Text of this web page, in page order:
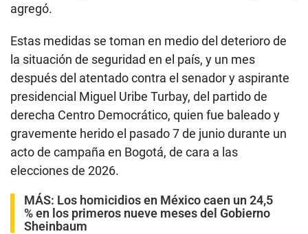
agregó.
Estas medidas se toman en medio del deterioro de
la situación de seguridad en el país, y un mes
después del atentado contra el senador y aspirante
presidencial Miguel Uribe Turbay, del partido de
derecha Centro Democrático, quien fue baleado y
gravemente herido el pasado 7 de junio durante un
acto de campaña en Bogotá, de cara a las
elecciones de 2026.
MÁS: Los homicidios en México caen un 24,5
% en los primeros nueve meses del Gobierno
Sheinbaum